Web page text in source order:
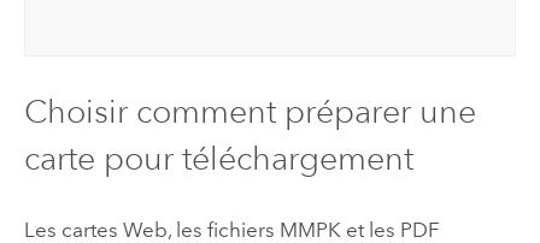
Choisir comment préparer une
carte pour téléchargement
Les cartes Web, les fichiers MMPK et les PDF